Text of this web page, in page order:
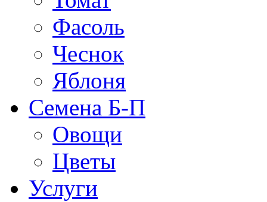
Фасоль
Чеснок
Яблоня
Семена Б-П
Овощи
Цветы
Услуги